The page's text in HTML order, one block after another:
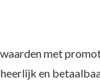
met
en